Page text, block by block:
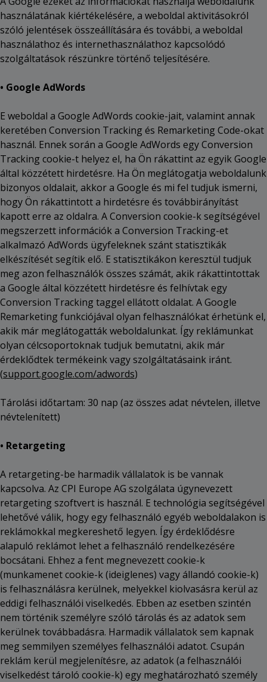
használatának kiértékelésére, a weboldal aktivitásokról
szóló jelentések összeállítására és további, a weboldal
használathoz és internethasználathoz kapcsolódó
szolgáltatások részünkre történő teljesítésére.
• Google AdWords
E weboldal a Google AdWords cookie-jait, valamint annak
keretében Conversion Tracking és Remarketing Code-okat
használ. Ennek során a Google AdWords egy Conversion
Tracking cookie-t helyez el, ha Ön rákattint az egyik Google
által közzétett hirdetésre. Ha Ön meglátogatja weboldalunk
bizonyos oldalait, akkor a Google és mi fel tudjuk ismerni,
hogy Ön rákattintott a hirdetésre és továbbirányítást
kapott erre az oldalra. A Conversion cookie-k segítségével
megszerzett információk a Conversion Tracking-et
alkalmazó AdWords ügyfeleknek szánt statisztikák
elkészítését segítik elő. E statisztikákon keresztül tudjuk
meg azon felhasználók összes számát, akik rákattintottak
a Google által közzétett hirdetésre és felhívtak egy
Conversion Tracking taggel ellátott oldalat. A Google
Remarketing funkciójával olyan felhasználókat érhetünk el,
akik már meglátogatták weboldalunkat. Így reklámunkat
olyan célcsoportoknak tudjuk bemutatni, akik már
érdeklődtek termékeink vagy szolgáltatásaink iránt.
(support.google.com/adwords)
Tárolási időtartam: 30 nap (az összes adat névtelen, illetve
névtelenített)
• Retargeting
A retargeting-be harmadik vállalatok is be vannak
kapcsolva. Az CPI Europe AG szolgálata úgynevezett
retargeting szoftvert is használ. E technológia segítségével
lehetővé válik, hogy egy felhasználó egyéb weboldalakon is
reklámokkal megkereshető legyen. Így érdeklődésre
alapuló reklámot lehet a felhasználó rendelkezésére
bocsátani. Ehhez a fent megnevezett cookie-k
(munkamenet cookie-k (ideiglenes) vagy állandó cookie-k)
is felhasználásra kerülnek, melyekkel kiolvasásra kerül az
eddigi felhasználói viselkedés. Ebben az esetben szintén
nem történik személyre szóló tárolás és az adatok sem
kerülnek továbbadásra. Harmadik vállalatok sem kapnak
meg semmilyen személyes felhasználói adatot. Csupán
reklám kerül megjelenítésre, az adatok (a felhasználói
viselkedést tároló cookie-k) egy meghatározható személy